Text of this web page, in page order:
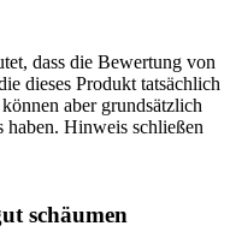
dass die Bewertung von
dieses Produkt tatsächlich
aber grundsätzlich
haben. Hinweis schließen
schäumen